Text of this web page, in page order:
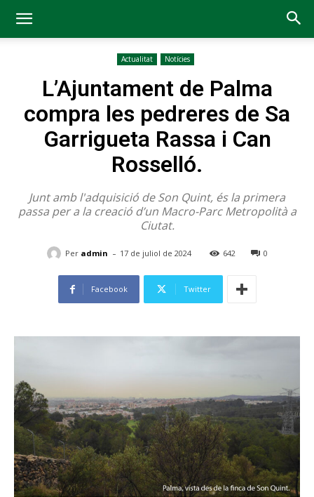
Actualitat Notícies
L’Ajuntament de Palma
compra les pedreres de Sa
Garrigueta Rassa i Can
Rosselló.
Junt amb l'adquisició de Son Quint, és la primera
passa per a la creació d’un Macro-Parc Metropolità a
Ciutat.
Per admin - 17 de juliol de 2024 642 0
Facebook Twitter